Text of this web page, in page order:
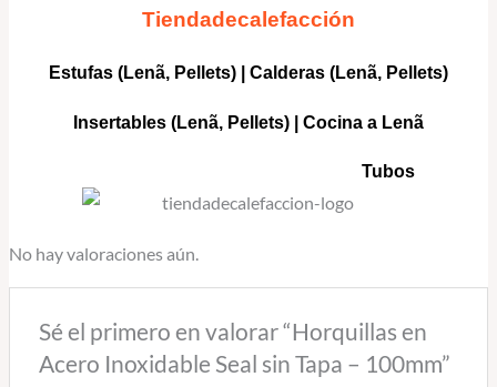
Tiendadecalefacción
Estufas (Lenã, Pellets) Calderas (Lenã, Pellets)
Insertables (Lenã, Pellets) | Cocina a Lenã
Tubos
No hay valoraciones aún.
Sé el primero en valorar “Horquillas en
Acero Inoxidable Seal sin Tapa – 100mm”